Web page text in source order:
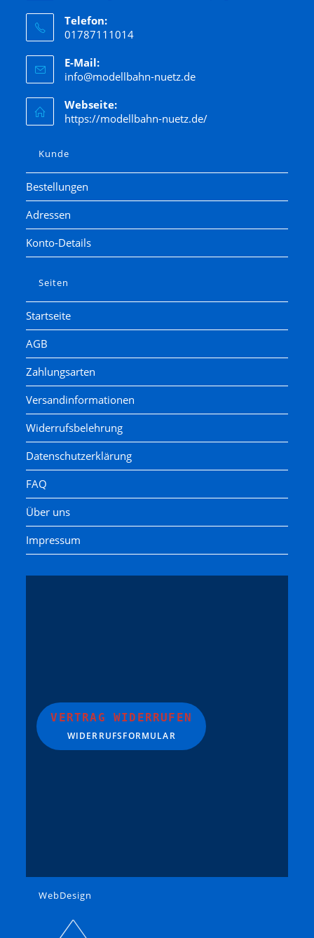
Telefon:
01787111014
E-Mail:
info@modellbahn-nuetz.de
Webseite:
https://modellbahn-nuetz.de/
Kunde
Bestellungen
Adressen
Konto-Details
Seiten
Startseite
AGB
Zahlungsarten
Versandinformationen
Widerrufsbelehrung
Datenschutzerklärung
FAQ
Über uns
Impressum
VERTRAG WIDERRUFEN
WIDERRUFSFORMULAR
WebDesign